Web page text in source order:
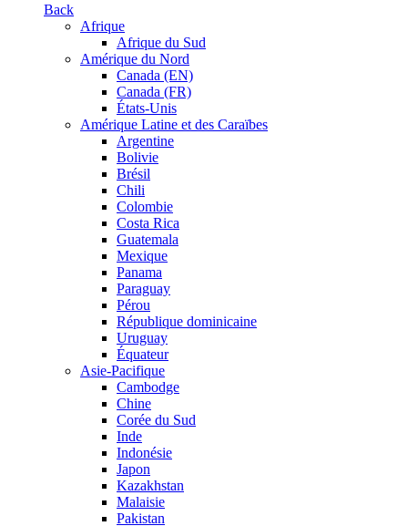
Back
Afrique
Afrique du Sud
Amérique du Nord
Canada (EN)
Canada (FR)
États-Unis
Amérique Latine et des Caraïbes
Argentine
Bolivie
Brésil
Chili
Colombie
Costa Rica
Guatemala
Mexique
Panama
Paraguay
Pérou
République dominicaine
Uruguay
Équateur
Asie-Pacifique
Cambodge
Chine
Corée du Sud
Inde
Indonésie
Japon
Kazakhstan
Malaisie
Pakistan